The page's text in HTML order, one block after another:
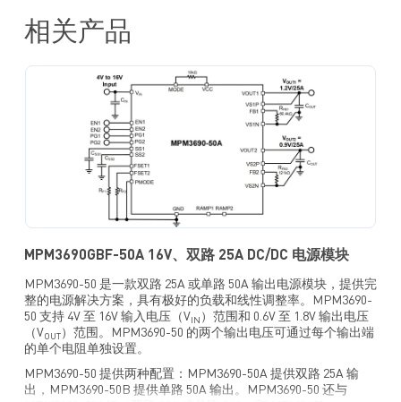
相关产品
MPM3690GBF-50A 16V、双路 25A DC/DC 电源模块
MPM3690-50 是一款双路 25A 或单路 50A 输出电源模块，提供完
整的电源解决方案，具有极好的负载和线性调整率。MPM3690-
50 支持 4V 至 16V 输入电压（V IN ）范围和 0.6V 至 1.8V 输出电压
（V OUT）范围。MPM3690-50 的两个输出电压可通过每个输出端
的单个电阻单独设置。
MPM3690-50 提供两种配置：MPM3690-50A 提供双路 25A 输
出，MPM3690-50B 提供单路 50A 输出。MPM3690-50 还与